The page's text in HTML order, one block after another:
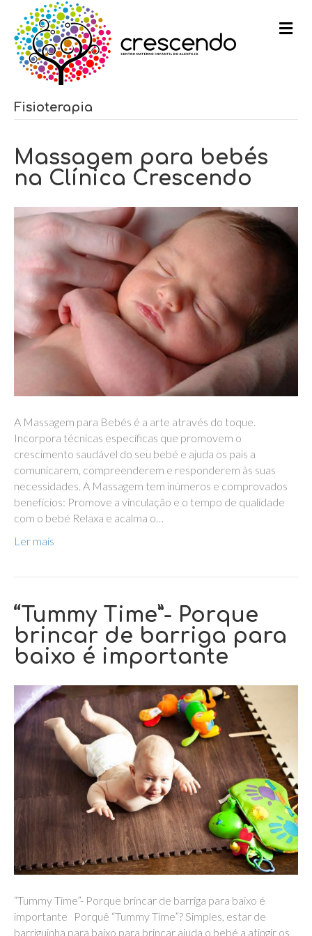
m
e
Fisioterapia
Massagem para bebés
na Clínica Crescendo
A Massagem para Bebés é a arte através do toque.
Incorpora técnicas específicas que promovem o
crescimento saudável do seu bebé e ajuda os pais a
comunicarem, compreenderem e responderem às suas
necessidades. A Massagem tem inúmeros e comprovados
benefícios: Promove a vinculação e o tempo de qualidade
com o bebé Relaxa e acalma o…
Ler mais
“Tummy Time”- Porque
brincar de barriga para
baixo é importante
“Tummy Time”- Porque brincar de barriga para baixo é
importante Porquê “Tummy Time”? Simples, estar de
barriguinha para baixo para brincar ajuda o bebé a atingir os